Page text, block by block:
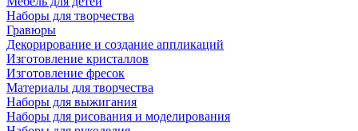
Наборы для творчества
Гравюры
Декорирование и создание аппликаций
Изготовление кристаллов
Изготовление фресок
Материалы для творчества
Наборы для выжигания
Наборы для рисования и моделирования